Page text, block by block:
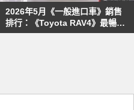
2026年5月《一般進口車》銷售
排行：《Toyota RAV4》最暢銷
的2.5 占比高達5成6！《Mazda